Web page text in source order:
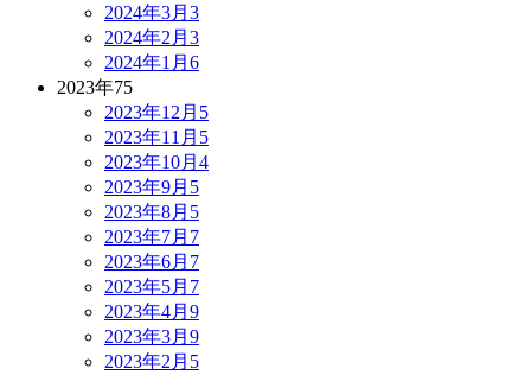
2024年3月 3
2024年2月 3
2024年1月 6
2023年75
2023年12月 5
2023年11月 5
2023年10月 4
2023年9月 5
2023年8月 5
2023年7月 7
2023年6月 7
2023年5月 7
2023年4月 9
2023年3月 9
2023年2月 5